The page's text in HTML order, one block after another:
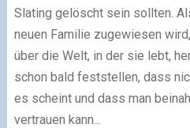
Slating gelöscht sein sollten.
neuen Familie zugewiesen
über die Welt, in der sie lebt,
schon bald feststellen, dass
es scheint und dass man
vertrauen kann...